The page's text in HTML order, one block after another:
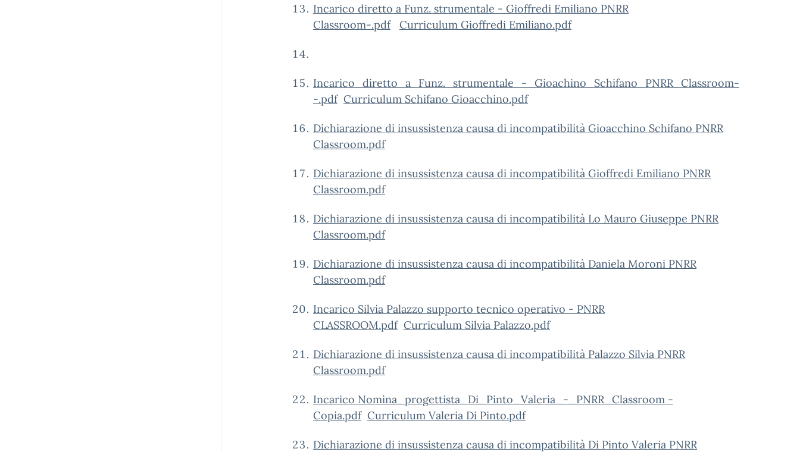
Incarico diretto a Funz. strumentale - Gioffredi Emiliano PNRR
Classroom-.pdf
Curriculum Gioffredi Emiliano.pdf
Incarico_diretto_a_Funz._strumentale_-_Gioachino_Schifano_PNRR_Classroom-
-.pdf Curriculum Schifano Gioacchino.pdf
Dichiarazione di insussistenza causa di incompatibilità Gioacchino Schifano PNRR
Classroom.pdf
Dichiarazione di insussistenza causa di incompatibilità Gioffredi Emiliano PNRR
Classroom.pdf
Dichiarazione di insussistenza causa di incompatibilità Lo Mauro Giuseppe PNRR
Classroom.pdf
Dichiarazione di insussistenza causa di incompatibilità Daniela Moroni PNRR
Classroom.pdf
Incarico Silvia Palazzo supporto tecnico operativo - PNRR
CLASSROOM.pdf Curriculum Silvia Palazzo.pdf
Dichiarazione di insussistenza causa di incompatibilità Palazzo Silvia PNRR
Classroom.pdf
Incarico Nomina_progettista_Di_Pinto_Valeria_-_PNRR_Classroom -
Copia.pdf Curriculum Valeria Di Pinto.pdf
Dichiarazione di insussistenza causa di incompatibilità Di Pinto Valeria PNRR